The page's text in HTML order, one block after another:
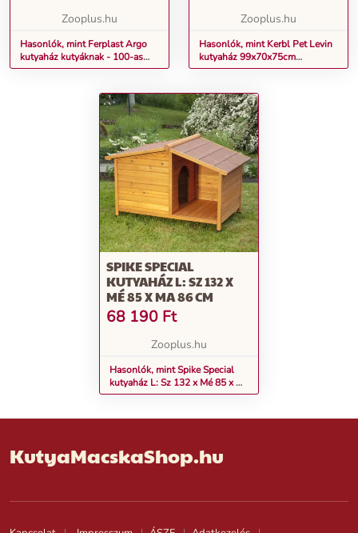
Zooplus.hu
Hasonlók, mint Ferplast Argo
kutyaház kutyáknak - 100-as
méret: Sz 114,5 x M 73 x M 81
Zooplus.hu
Hasonlók, mint Kerbl Pet Levin
kutyaház 99x70x75cm
kutyáknak
SPIKE SPECIAL
KUTYAHÁZ L: SZ 132 X
MÉ 85 X MA 86 CM
68 190 Ft
Zooplus.hu
Hasonlók, mint Spike Special
kutyaház L: Sz 132 x Mé 85 x Ma
86 cm
KutyaMacskaShop.hu